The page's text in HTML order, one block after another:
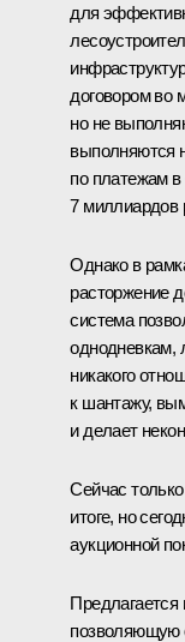
для
договором во
но не
выполняются
по платежам
7 миллиардов
Однако в
расторжение
система
однодневкам,
никакого
к шантажу,
и делает
Сейчас
итоге, но
аукционной
Предлагается
позволяющую